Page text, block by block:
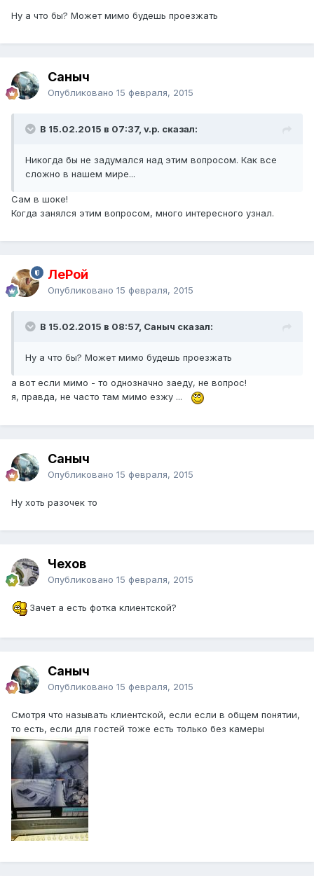
Ну а что бы? Может мимо будешь проезжать
Саныч
Опубликовано 15 февраля, 2015
В 15.02.2015 в 07:37, v.p. сказал:
Никогда бы не задумался над этим вопросом. Как все
сложно в нашем мире...
Сам в шоке!
Когда занялся этим вопросом, много интересного узнал.
ЛеРой
Опубликовано 15 февраля, 2015
В 15.02.2015 в 08:57, Саныч сказал:
Ну а что бы? Может мимо будешь проезжать
а вот если мимо - то однозначно заеду, не вопрос!
я, правда, не часто там мимо езжу ...
Саныч
Опубликовано 15 февраля, 2015
Ну хоть разочек то
Чехов
Опубликовано 15 февраля, 2015
Зачет а есть фотка клиентской?
Саныч
Опубликовано 15 февраля, 2015
Смотря что называть клиентской, если если в общем понятии,
то есть, если для гостей тоже есть только без камеры